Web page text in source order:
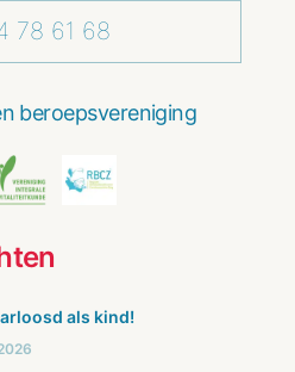
78 61 68
beroepsvereniging
als kind!